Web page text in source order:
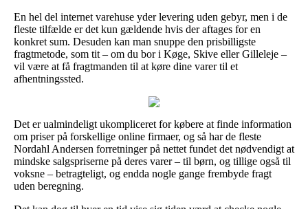
En hel del internet varehuse yder levering uden gebyr, men i de
fleste tilfælde er det kun gældende hvis der aftages for en
konkret sum. Desuden kan man snuppe den prisbilligste
fragtmetode, som tit – om du bor i Køge, Skive eller Gilleleje –
vil være at få fragtmanden til at køre dine varer til et
afhentningssted.
Det er ualmindeligt ukompliceret for købere at finde information
om priser på forskellige online firmaer, og så har de fleste
Nordahl Andersen forretninger på nettet fundet det nødvendigt at
mindske salgspriserne på deres varer – til børn, og tillige også til
voksne – betragteligt, og endda nogle gange frembyde fragt
uden beregning.